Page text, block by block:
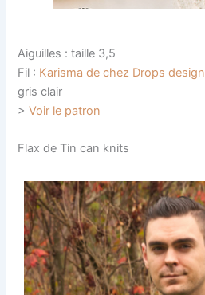
Aiguilles : taille 3,5
Fil : Karisma de chez Drops design
gris clair
>Voir le patron
Flax de Tin can knits